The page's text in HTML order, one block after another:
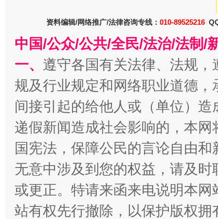
资料编辑/网络推广/法律咨询专线： 010-89525216
中国/公众/公共/全民/法治/法制/
一、 遵守各国有关法律、法规
规及行业规定和网络职业道德
间接引起的给他人或（单位）
递假新闻造成社会影响的，本
国宪法，保障公民的言论自由
无意中涉及到您的权益，请及
或更正。特请来函来电说明本
站有权先行撤除，以保护版权